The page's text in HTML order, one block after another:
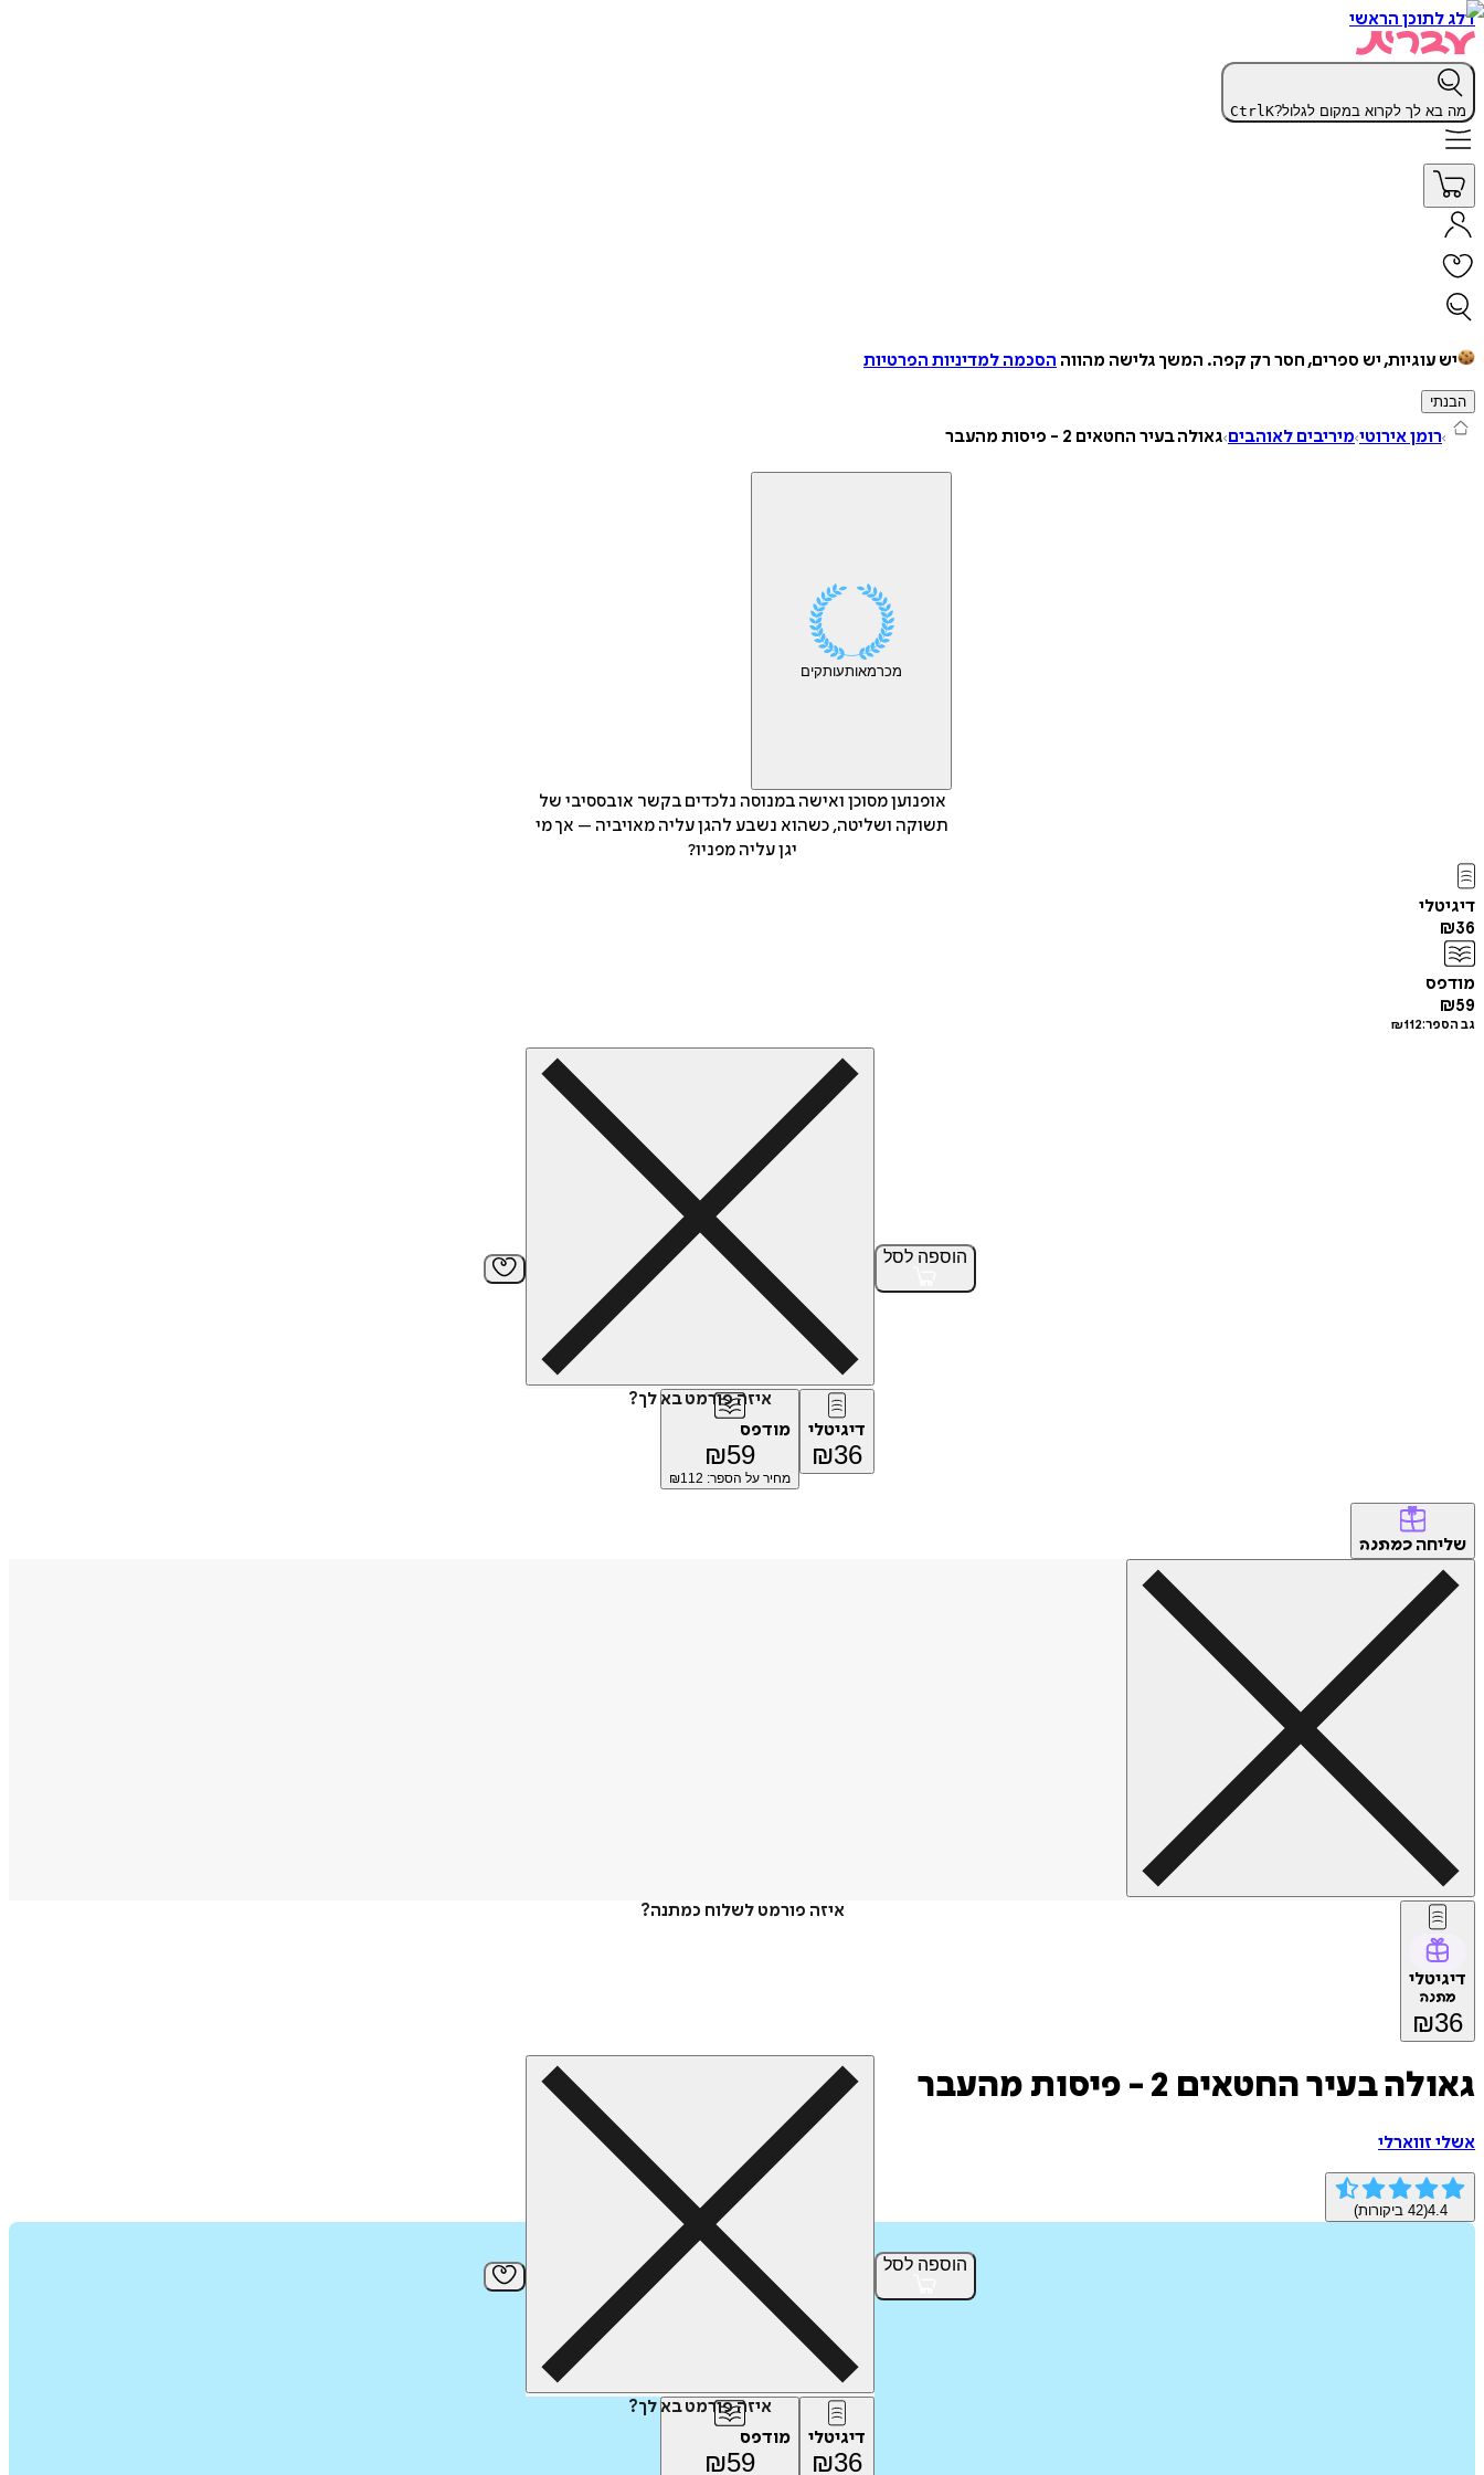
דלג לתוכן הראשי
מה בא לך לקרוא במקום לגלול? CtrlK
יש עוגיות, יש ספרים, חסר רק קפה. המשך גלישה מהווה הסכמה למדיניות הפרטיות
הבנתי
רומן אירוטי מיריבים לאוהבים גאולה בעיר החטאים 2 - פיסות מהעבר
מכרמאותעותקים
אופנוען מסוכן ואישה במנוסה נלכדים בקשר אובססיבי של
תשוקה ושליטה, כשהוא נשבע להגן עליה מאויביה – אך מי
יגן עליה מפניו?
דיגיטלי
₪36
מודפס
₪59
גב הספר: ₪112
הוספה לסל
איזה פורמט בא לך?
דיגיטלי
₪36
מודפס
₪59
מחיר על הספר: ₪ 112
שליחה כמתנה
איזה פורמט לשלוח כמתנה?
דיגיטלי
מתנה
₪36
הוספה לסל
איזה פורמט בא לך?
דיגיטלי
₪36
מודפס
₪59
גאולה בעיר החטאים 2 - פיסות מהעבר
אשלי זווארלי
4.4
(
42 ביקורות)